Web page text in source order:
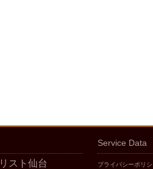
スト仙台
Service Data
プライバシーポリシ